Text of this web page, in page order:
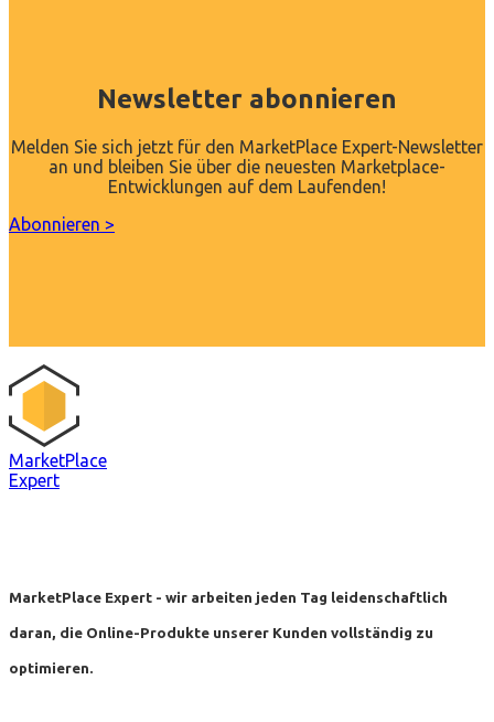
Newsletter abonnieren
Melden Sie sich jetzt für den MarketPlace Expert-Newsletter
an und bleiben Sie über die neuesten Marketplace-
Entwicklungen auf dem Laufenden!
Abonnieren >
MarketPlace
Expert
MarketPlace Expert - wir arbeiten jeden Tag leidenschaftlich
daran, die Online-Produkte unserer Kunden vollständig zu
optimieren.